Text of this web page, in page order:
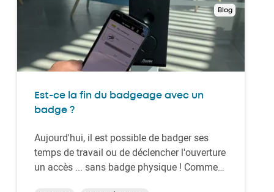
Blog
Est-ce la fin du badgeage avec un
badge ?
Aujourd'hui, il est possible de badger ses
temps de travail ou de déclencher l'ouverture
un accès ... sans badge physique ! Comment